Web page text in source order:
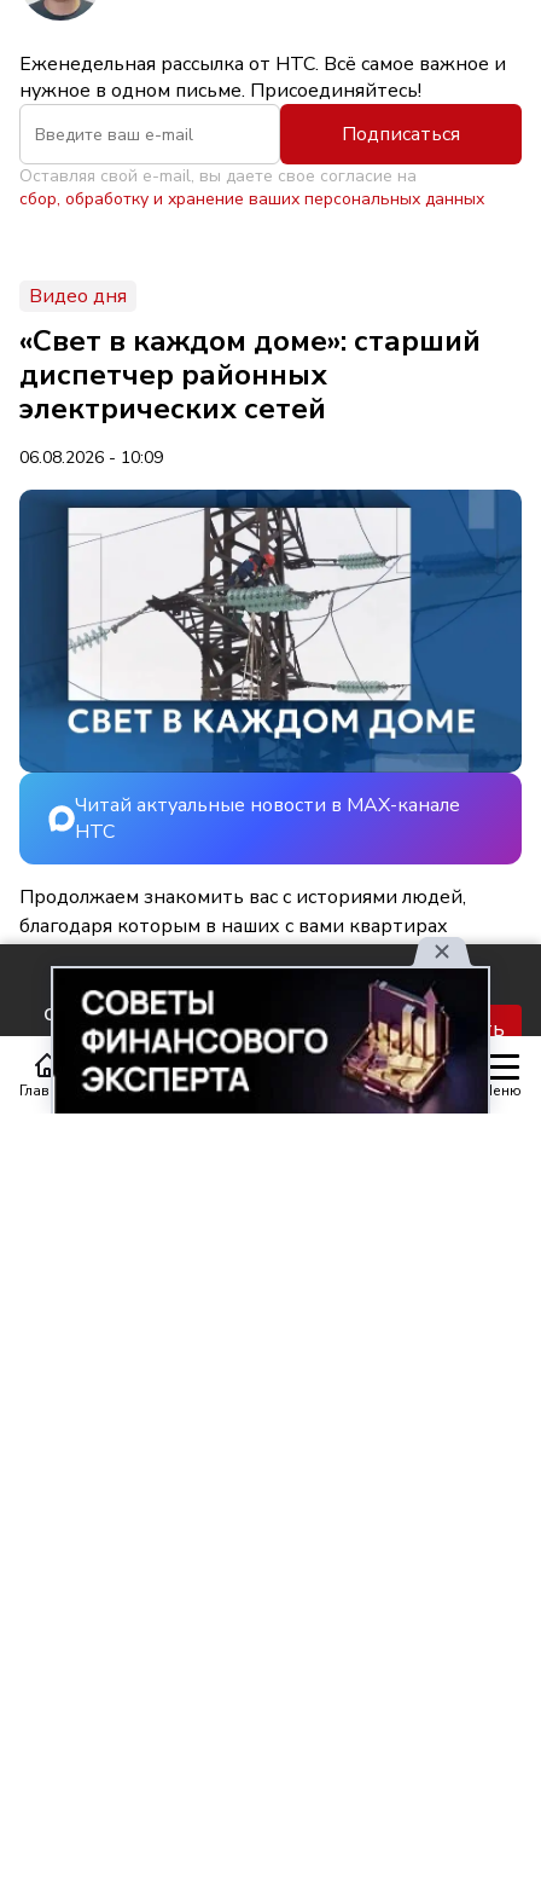
Главная Статьи Передачи Меню
Еженедельная рассылка от НТС. Всё самое важное и
нужное в одном письме. Присоединяйтесь!
Подписаться
Оставляя свой e-mail, вы даете свое согласие на
сбор, обработку и хранение ваших персональных данных
Видео дня
«Свет в каждом доме»: старший
диспетчер районных
электрических сетей
06.08.2026 - 10:09
Читай актуальные новости в MAX-канале
НТС
Продолжаем знакомить вас с историями людей,
благодаря которым в наших с вами квартирах
соглашаетесь с правилами
обработки персональных
данных.
Принять